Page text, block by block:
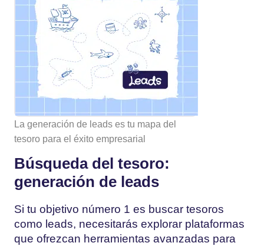
La generación de leads es tu mapa del
tesoro para el éxito empresarial
Búsqueda del tesoro:
generación de leads
Si tu objetivo número 1 es buscar tesoros
como leads, necesitarás explorar plataformas
que ofrezcan herramientas avanzadas para